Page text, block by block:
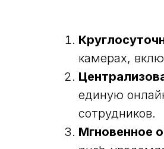
камерах,
единую
сотрудников.
Мгновенное